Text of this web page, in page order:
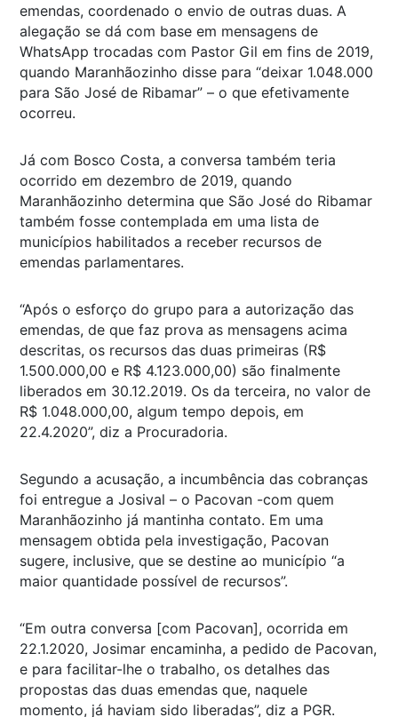
emendas, coordenado o envio de outras duas. A
alegação se dá com base em mensagens de
WhatsApp trocadas com Pastor Gil em fins de 2019,
quando Maranhãozinho disse para “deixar 1.048.000
para São José de Ribamar” – o que efetivamente
ocorreu.
Já com Bosco Costa, a conversa também teria
ocorrido em dezembro de 2019, quando
Maranhãozinho determina que São José do Ribamar
também fosse contemplada em uma lista de
municípios habilitados a receber recursos de
emendas parlamentares.
“Após o esforço do grupo para a autorização das
emendas, de que faz prova as mensagens acima
descritas, os recursos das duas primeiras (R$
1.500.000,00 e R$ 4.123.000,00) são finalmente
liberados em 30.12.2019. Os da terceira, no valor de
R$ 1.048.000,00, algum tempo depois, em
22.4.2020”, diz a Procuradoria.
Segundo a acusação, a incumbência das cobranças
foi entregue a Josival – o Pacovan -com quem
Maranhãozinho já mantinha contato. Em uma
mensagem obtida pela investigação, Pacovan
sugere, inclusive, que se destine ao município “a
maior quantidade possível de recursos”.
“Em outra conversa [com Pacovan], ocorrida em
22.1.2020, Josimar encaminha, a pedido de Pacovan,
e para facilitar-lhe o trabalho, os detalhes das
propostas das duas emendas que, naquele
momento, já haviam sido liberadas”, diz a PGR.